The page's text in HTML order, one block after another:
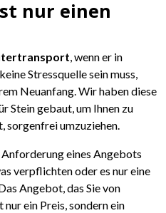
nur einen
, wenn er in
Stressquelle sein muss,
Neuanfang. Wir haben diese
Stein gebaut, um Ihnen zu
sorgenfrei umzuziehen.
eines Angebots
verpflichten oder es nur eine
Angebot, das Sie von
ein Preis, sondern ein